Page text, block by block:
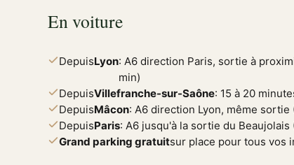
En voiture
DepuisLyon: A6 direction Paris, sortie à
min)
DepuisVillefranche-sur-Saône: 15 à 20
DepuisMâcon: A6 direction Lyon, même sortie
DepuisParis: A6 jusqu'à la sortie du Beaujolais
Grand parking gratuitsur place pour tous vos